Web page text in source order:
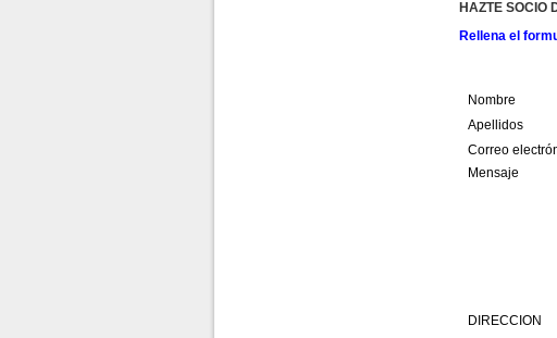
HAZTE SOCIO
Rellena el
Nombre
Apellidos
Correo
Mensaje
DIRECCION